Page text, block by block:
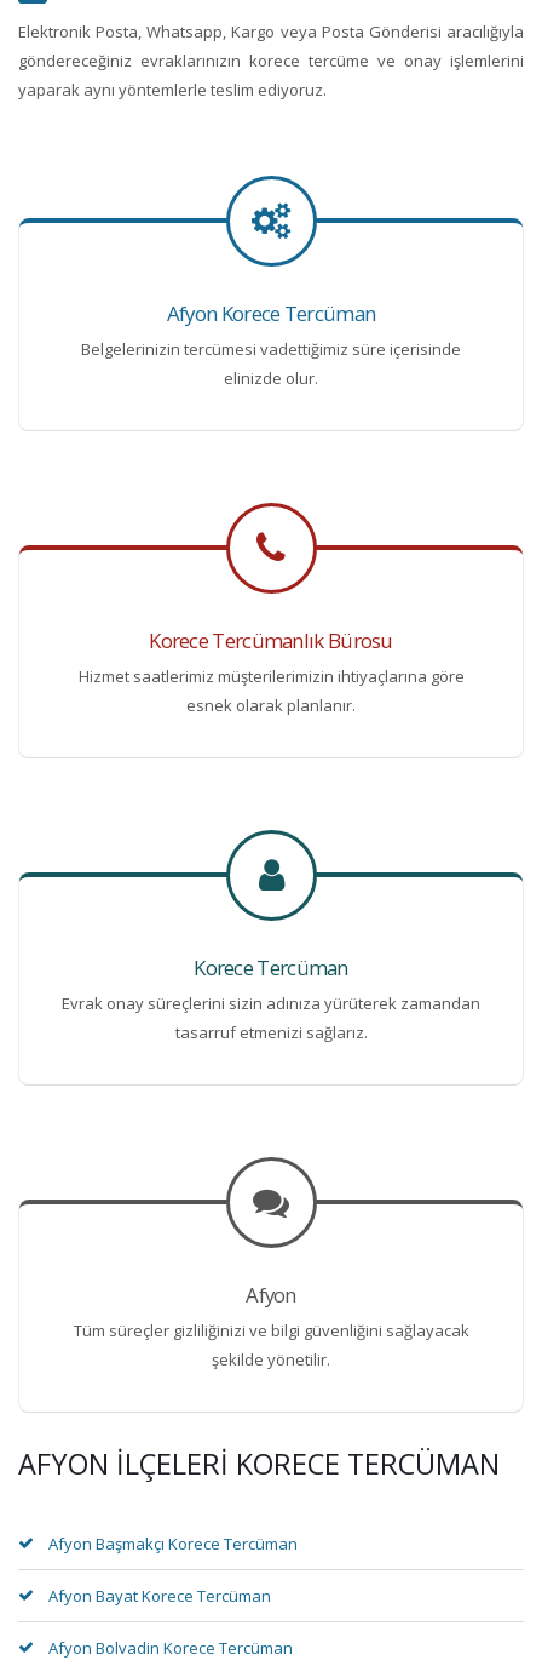
Elektronik Posta, Whatsapp, Kargo veya Posta Gönderisi aracılığıyla
göndereceğiniz evraklarınızın korece tercüme ve onay işlemlerini
yaparak aynı yöntemlerle teslim ediyoruz.
Afyon Korece Tercüman
Belgelerinizin tercümesi vadettiğimiz süre içerisinde
elinizde olur.
Korece Tercümanlık Bürosu
Hizmet saatlerimiz müşterilerimizin ihtiyaçlarına göre
esnek olarak planlanır.
Korece Tercüman
Evrak onay süreçlerini sizin adınıza yürüterek zamandan
tasarruf etmenizi sağlarız.
Afyon
Tüm süreçler gizliliğinizi ve bilgi güvenliğini sağlayacak
şekilde yönetilir.
AFYON İLÇELERI KORECE TERCÜMAN
Afyon Başmakçı Korece Tercüman
Afyon Bayat Korece Tercüman
Afyon Bolvadin Korece Tercüman